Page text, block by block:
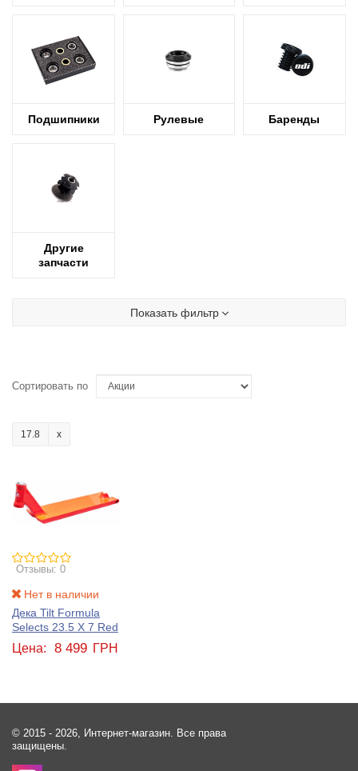
Подшипники Рулевые Баренды
Другие
запчасти
Показать фильтр
Сортировать по
17.8
Отзывы: 0
Нет в наличии
Дека Tilt Formula
Selects 23.5 X 7 Red
Цена: 8 499 ГРН
© 2015 - 2026, Интернет-магазин. Все права
защищены.